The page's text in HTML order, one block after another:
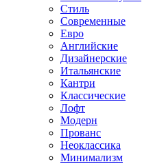
Стиль
Современные
Евро
Английские
Дизайнерские
Итальянские
Кантри
Классические
Лофт
Модерн
Прованс
Неоклассика
Минимализм